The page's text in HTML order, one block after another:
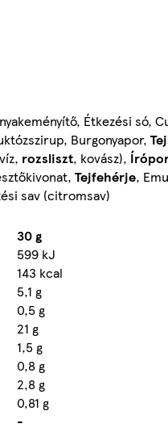
Étkezési só,
Burgonyapor,
rozsliszt, kovász),
Tejfehérje,
sav (citromsav)
30 g
599 kJ
143 kcal
5,1 g
0,5 g
21 g
1,5 g
0,8 g
2,8 g
0,81 g
-